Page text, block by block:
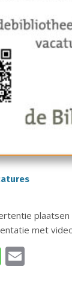
plaatsen
met
W
h